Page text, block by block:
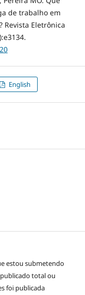
de trabalho em
Revista Eletrônica
English
estou submetendo
total ou
foi publicada